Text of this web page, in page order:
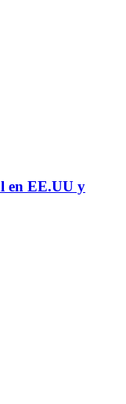
en EE.UU y